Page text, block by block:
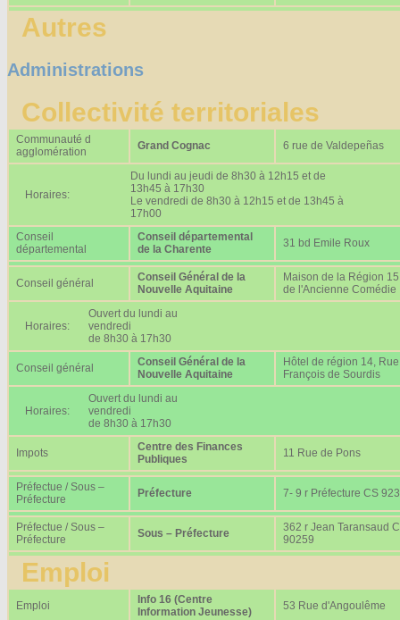
Autres
Administrations
Collectivité territoriales
Communauté d
agglomération
Grand Cognac 6 rue de Valdepeñas
Horaires:
Du lundi au jeudi de 8h30 à 12h15 et de
13h45 à 17h30
Le vendredi de 8h30 à 12h15 et de 13h45 à
17h00
Conseil
départemental
Conseil départemental
de la Charente
31 bd Emile Roux
Conseil général
Conseil Général de la
Nouvelle Aquitaine
Maison de la Région
de l'Ancienne Comédie
Horaires:
Ouvert du lundi au
vendredi
de 8h30 à 17h30
Conseil général
Conseil Général de la
Nouvelle Aquitaine
Hôtel de région 14, Rue
François de Sourdis
Horaires:
Ouvert du lundi au
vendredi
de 8h30 à 17h30
Impots
Centre des Finances
Publiques
11 Rue de Pons
Préfectue / Sous –
Préfecture
Préfecture 7- 9 r Préfecture CS
Préfectue / Sous –
Préfecture
Sous – Préfecture
362 r Jean Taransaud
90259
Emploi
Emploi
Info 16 (Centre
Information Jeunesse)
53 Rue d'Angoulême